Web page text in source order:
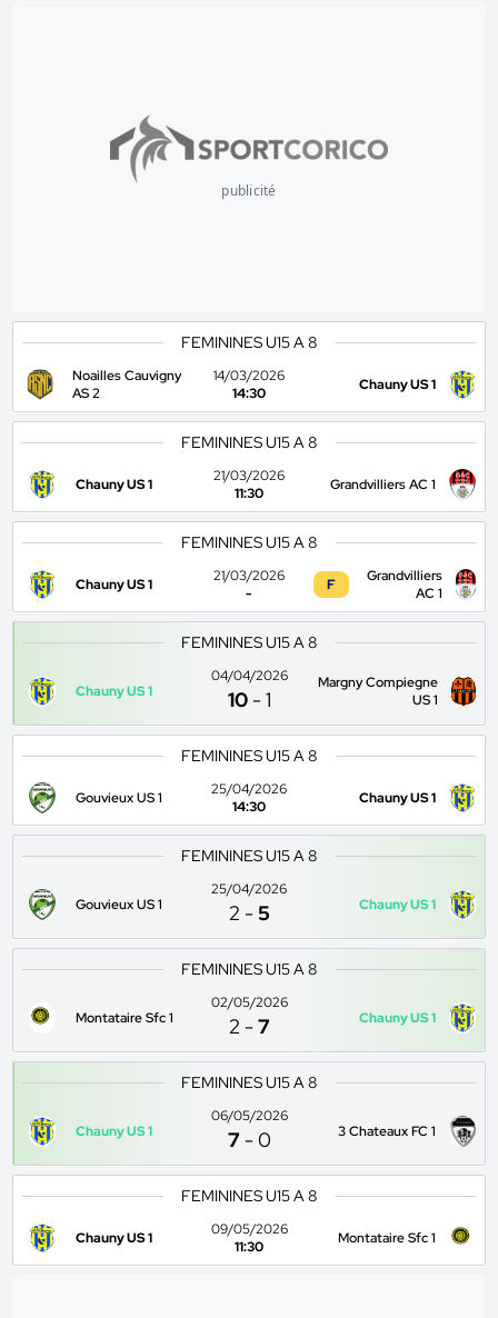
publicité
FEMININES U15 A 8
Noailles Cauvigny
AS 2
14/03/2026
14:30
Chauny US 1
FEMININES U15 A 8
Chauny US 1
21/03/2026
11:30
Grandvilliers AC 1
FEMININES U15 A 8
Chauny US 1
21/03/2026
-
F
Grandvilliers
AC 1
FEMININES U15 A 8
Chauny US 1
04/04/2026
10 -1
Margny Compiegne
US 1
FEMININES U15 A 8
Gouvieux US 1
25/04/2026
14:30
Chauny US 1
FEMININES U15 A 8
Gouvieux US 1
25/04/2026
2 -5 Chauny US 1
FEMININES U15 A 8
Montataire Sfc 1
02/05/2026
2 -7 Chauny US 1
FEMININES U15 A 8
Chauny US 1
06/05/2026
7 -0 3 Chateaux FC 1
FEMININES U15 A 8
Chauny US 1
09/05/2026
11:30
Montataire Sfc 1